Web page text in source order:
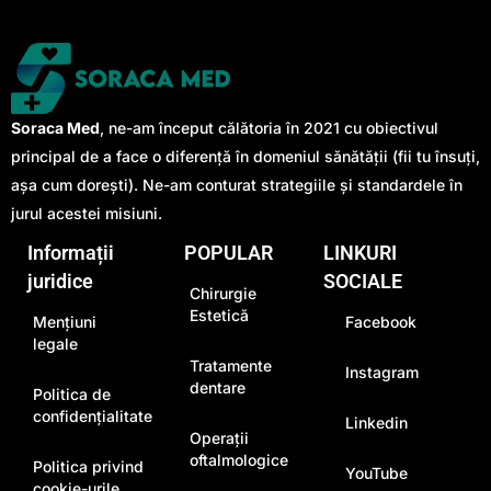
Soraca Med, ne-am început călătoria în 2021 cu obiectivul
principal de a face o diferență în domeniul sănătății (fii tu însuți,
așa cum dorești). Ne-am conturat strategiile și standardele în
jurul acestei misiuni.
Informații
juridice
Mențiuni
legale
Politica de
confidențialitate
Politica privind
POPULAR
Chirurgie
Estetică
Tratamente
dentare
Operații
oftalmologice
LINKURI
SOCIALE
Facebook
Instagram
Linkedin
YouTube